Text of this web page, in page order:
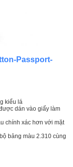
Passport-
kiểu lá
dán vào giấy làm
chính xác hơn với mặt
bảng màu 2.310 cùng